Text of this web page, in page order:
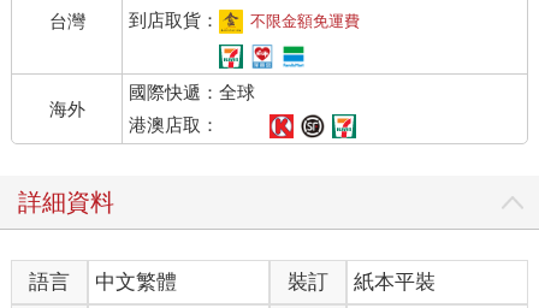
台灣
到店取貨：
不限金額免運費
海外
國際快遞：全球
港澳店取：
詳細資料
語言 中文繁體 裝訂
紙本平裝